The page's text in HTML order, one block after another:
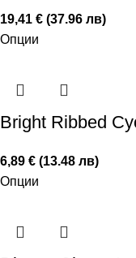
19,41 € (37.96 лв)
Опции
Bright Ribbed
6,89 € (13.48 лв)
Опции